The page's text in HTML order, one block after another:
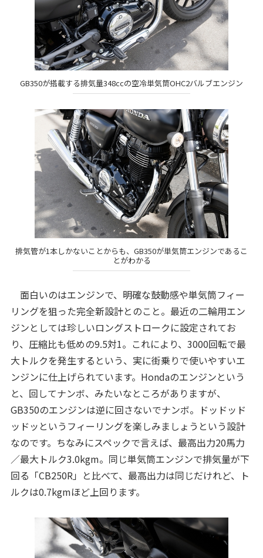
GB350が搭載する排気量348ccの空冷単気筒OHC2バルブエンジン
排気管が1本しかないことからも、GB350が単気筒エンジンであるこ
とがわかる
面白いのはエンジンで、明確な鼓動感や単気筒フィー
リングを狙った完全新設計とのこと。最近の二輪用エン
ジンとしては珍しいロングストロークに設定されてお
り、圧縮比も低めの9.5対1。これにより、3000回転で最
大トルクを発生するという、実に街乗りで使いやすいエ
ンジンに仕上げられています。Hondaのエンジンという
と、回してナンボ、みたいなところがありますが、
GB350のエンジンは逆に回さないでナンボ。ドッドッド
ッドッというフィーリングを楽しみましょうという設計
なのです。ちなみにスペックで言えば、最高出力20馬力
／最大トルク3.0kgm。同じ単気筒エンジンで排気量が下
回る「CB250R」と比べて、最高出力は同じだけれど、ト
ルクは0.7kgmほど上回ります。